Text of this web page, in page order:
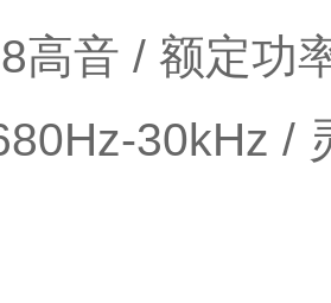
高音 / 额定功
30kHz /